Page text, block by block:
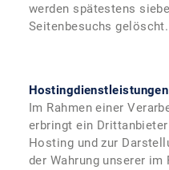
werden spätestens
Seitenbesuchs gelöscht.
Im Rahmen einer
erbringt ein
Hosting und zur
der Wahrung unserer im